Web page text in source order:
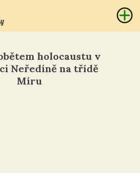
holocaustu v
Neředíně na třídě
Míru